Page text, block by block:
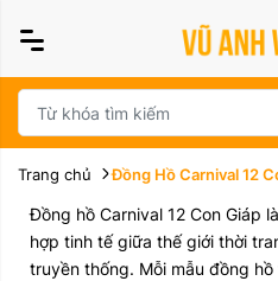
Trang chủ Đồng Hồ Carnival 12
Đồng hồ Carnival 12 Con Giáp
hợp tinh tế giữa thế giới thời
truyền thống. Mỗi mẫu đồng